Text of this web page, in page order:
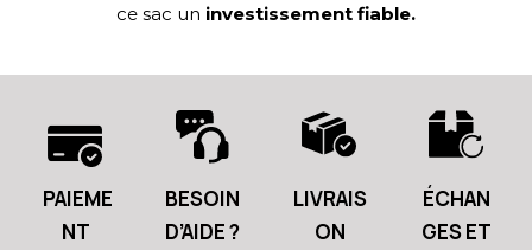
ce sac un investissement fiable.
PAIEME
NT
BESOIN
D’AIDE ?
LIVRAIS
ON
ÉCHAN
GES ET